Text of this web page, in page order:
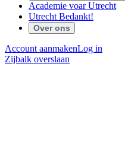
Academie voar Utrecht
Utrecht Bedankt!
Over ons
Account aanmakenLog in
Zijbalk overslaan